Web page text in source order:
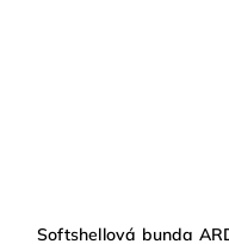
Softshellová bunda